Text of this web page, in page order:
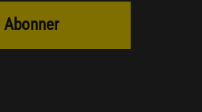
Abonner